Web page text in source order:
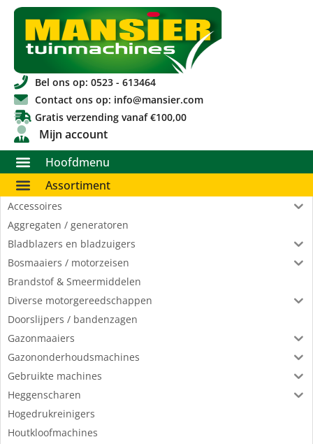
Bel ons op: 0523 - 613464
Contact ons op: info@mansier.com
Gratis verzending vanaf €100,00
Mijn account
Hoofdmenu
Assortiment
Accessoires
Aggregaten / generatoren
Bladblazers en bladzuigers
Bosmaaiers / motorzeisen
Brandstof & Smeermiddelen
Diverse motorgereedschappen
Doorslijpers / bandenzagen
Gazonmaaiers
Gazononderhoudsmachines
Gebruikte machines
Heggenscharen
Hogedrukreinigers
Houtkloofmachines